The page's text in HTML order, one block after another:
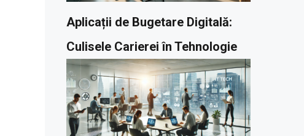
Aplicații de Bugetare Digitală:
Culisele Carierei în Tehnologie